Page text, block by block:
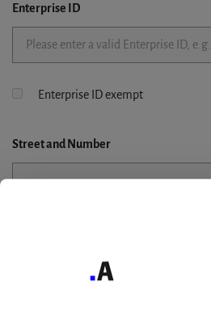
Enterprise ID
Enterprise ID exempt
Streetand Number